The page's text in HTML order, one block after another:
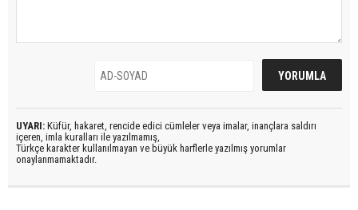
UYARI: Küfür, hakaret, rencide edici cümleler veya imalar, inançlara saldırı
içeren, imla kuralları ile yazılmamış,
Türkçe karakter kullanılmayan ve büyük harflerle yazılmış yorumlar
onaylanmamaktadır.